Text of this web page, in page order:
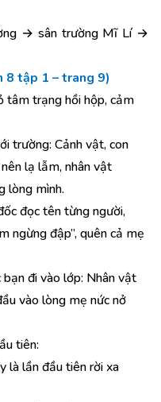
→ sân trường Mĩ Lí →
8 tập 1 – trang 9)
tâm trạng hồi hộp, cảm
trường: Cảnh vật, con
lạ lẫm, nhân vật
lòng mình.
đọc tên từng người,
ngừng đập”, quên cả mẹ
đi vào lớp: Nhân vật
vào lòng mẹ nức nở
tiên:
là lần đầu tiên rời xa